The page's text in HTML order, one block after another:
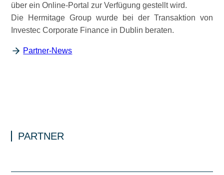
über ein Online-Portal zur Verfügung gestellt wird.
Die Hermitage Group wurde bei der Transaktion von
Investec Corporate Finance in Dublin beraten.
Partner-News
PARTNER